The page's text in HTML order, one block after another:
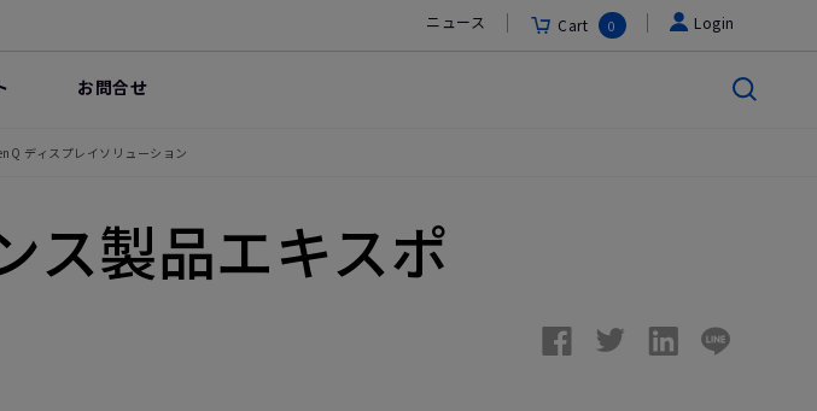
ニュース Cart 0 Login
お問合せ
ディスプレイソリューション
ス製品エキスポ